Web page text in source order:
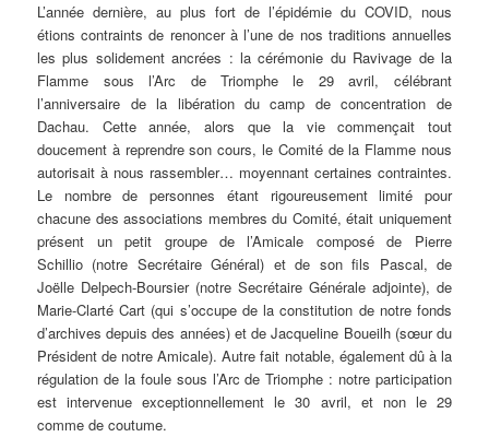
L’année dernière, au plus fort de l’épidémie du COVID, nous
étions contraints de renoncer à l’une de nos traditions annuelles
les plus solidement ancrées : la cérémonie du Ravivage de la
Flamme sous l’Arc de Triomphe le 29 avril, célébrant
l’anniversaire de la libération du camp de concentration de
Dachau. Cette année, alors que la vie commençait tout
doucement à reprendre son cours, le Comité de la Flamme nous
autorisait à nous rassembler… moyennant certaines contraintes.
Le nombre de personnes étant rigoureusement limité pour
chacune des associations membres du Comité, était uniquement
présent un petit groupe de l’Amicale composé de Pierre
Schillio (notre Secrétaire Général) et de son fils Pascal, de
Joëlle Delpech-Boursier (notre Secrétaire Générale adjointe), de
Marie-Clarté Cart (qui s’occupe de la constitution de notre fonds
d’archives depuis des années) et de Jacqueline Boueilh (sœur du
Président de notre Amicale). Autre fait notable, également dû à la
régulation de la foule sous l’Arc de Triomphe : notre participation
est intervenue exceptionnellement le 30 avril, et non le 29
comme de coutume.